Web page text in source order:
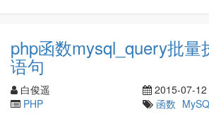
php函数mysql_query批量
语句
白俊遥
2015-07-12
PHP
函数